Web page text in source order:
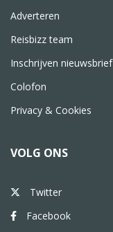
Adverteren
Reisbizz team
Inschrijven nieuwsbrief
Colofon
Privacy & Cookies
VOLG ONS
Twitter
Facebook